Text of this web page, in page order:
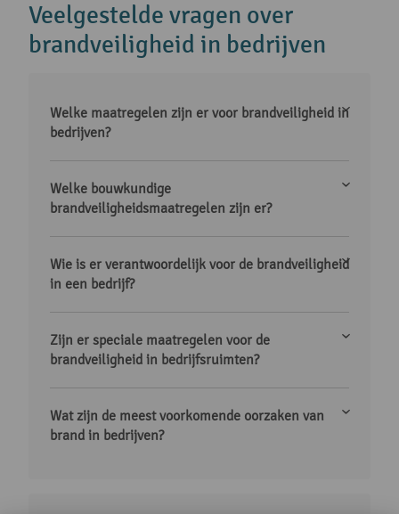
Veelgestelde vragen over
brandveiligheid in bedrijven
Welke maatregelen zijn er voor brandveiligheid in
bedrijven?
Welke bouwkundige
brandveiligheidsmaatregelen zijn er?
Wie is er verantwoordelijk voor de brandveiligheid
in een bedrijf?
Zijn er speciale maatregelen voor de
brandveiligheid in bedrijfsruimten?
Wat zijn de meest voorkomende oorzaken van
brand in bedrijven?